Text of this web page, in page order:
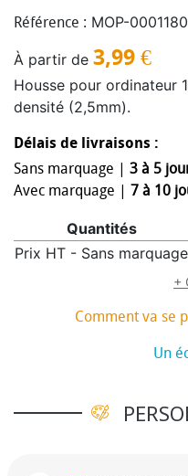
Référence : MOP-
À partir de 3,99 €
Housse pour ordinateur
densité (2,5mm).
Délais de livraisons :
Sans marquage | 3 à 5
Avec marquage | 7 à 10
Quantités
Prix HT - Sans marquage
+
Comment va se
Un